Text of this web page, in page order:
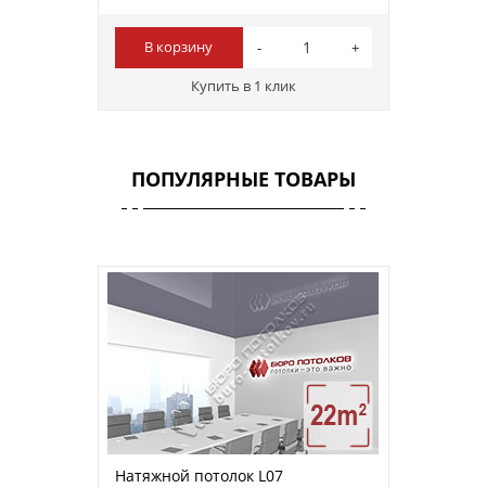
В корзину
Купить в 1 клик
ПОПУЛЯРНЫЕ ТОВАРЫ
Натяжной потолок L07